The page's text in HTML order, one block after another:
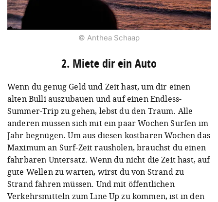
© Anthea Schaap
2. Miete dir ein Auto
Wenn du genug Geld und Zeit hast, um dir einen
alten Bulli auszubauen und auf einen Endless-
Summer-Trip zu gehen, lebst du den Traum. Alle
anderen müssen sich mit ein paar Wochen Surfen im
Jahr begnügen. Um aus diesen kostbaren Wochen das
Maximum an Surf-Zeit rausholen, brauchst du einen
fahrbaren Untersatz. Wenn du nicht die Zeit hast, auf
gute Wellen zu warten, wirst du von Strand zu
Strand fahren müssen. Und mit öffentlichen
Verkehrsmitteln zum Line Up zu kommen, ist in den